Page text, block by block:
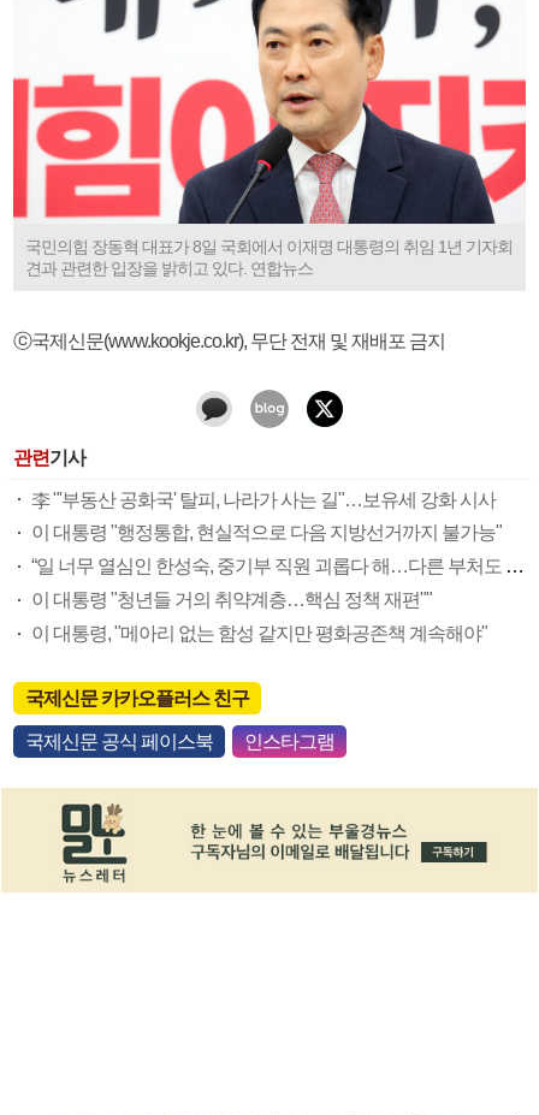
국민의힘 장동혁 대표가 8일 국회에서 이재명 대통령의 취임 1년 기자회
견과 관련한 입장을 밝히고 있다. 연합뉴스
ⓒ국제신문(www.kookje.co.kr), 무단 전재 및 재배포 금지
관련기사
李 "'부동산 공화국' 탈피, 나라가 사는 길"…보유세 강화 시사
이 대통령 "행정통합, 현실적으로 다음 지방선거까지 불가능"
“일 너무 열심인 한성숙, 중기부 직원 괴롭다 해…다른 부처도 느껴보길”
이 대통령 "청년들 거의 취약계층…핵심 정책 재편""
이 대통령, "메아리 없는 함성 같지만 평화공존책 계속해야"
국제신문 카카오플러스 친구
국제신문 공식 페이스북 인스타그램